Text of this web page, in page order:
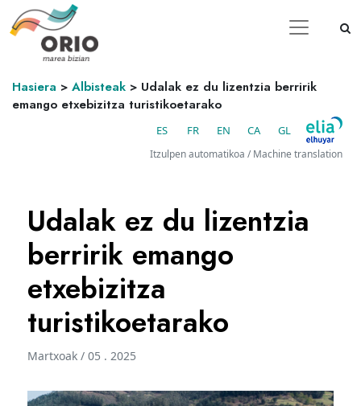
Hasiera > Albisteak > Udalak ez du lizentzia berririk
emango etxebizitza turistikoetarako
ES FR EN CA GL
Itzulpen automatikoa / Machine translation
Udalak ez du lizentzia
berririk emango
etxebizitza
turistikoetarako
Martxoak / 05 . 2025